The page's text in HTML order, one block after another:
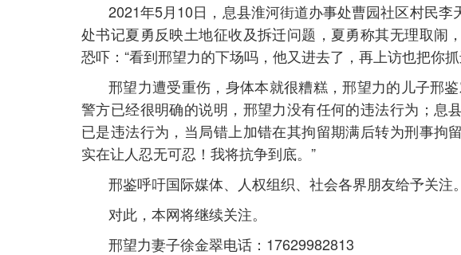
2021年5月10日，息县淮河街道办事处曹园社区村民
处书记夏勇反映土地征收及拆迁问题，夏勇称其无理取闹
恐吓：“看到邢望力的下场吗，他又进去了，再上访也把你
邢望力遭受重伤，身体本就很糟糕，邢望力的儿子邢
警方已经很明确的说明，邢望力没有任何的违法行为；息
已是违法行为，当局错上加错在其拘留期满后转为刑事拘
实在让人忍无可忍！我将抗争到底。”
邢鉴呼吁国际媒体、人权组织、社会各界朋友给予关注。
对此，本网将继续关注。
邢望力妻子徐金翠电话：17629982813